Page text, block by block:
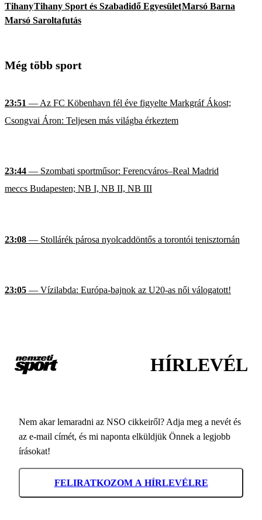
TihanyTihany Sport és Szabadidő EgyesületMarsó Barna
Marsó Saroltafutás
Még több sport
23:51 — Az FC Köbenhavn fél éve figyelte Markgráf Ákost;
Csongvai Áron: Teljesen más világba érkeztem
23:44 — Szombati sportműsor: Ferencváros–Real Madrid
meccs Budapesten; NB I, NB II, NB III
23:08 — Stollárék párosa nyolcaddöntős a torontói tenisztornán
23:05 — Vízilabda: Európa-bajnok az U20-as női válogatott!
HÍRLEVÉL
Nem akar lemaradni az NSO cikkeiről? Adja meg a nevét és
az e-mail címét, és mi naponta elküldjük Önnek a legjobb
írásokat!
FELIRATKOZOM A HÍRLEVÉLRE